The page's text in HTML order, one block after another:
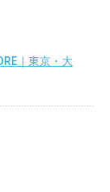
｜東京・大